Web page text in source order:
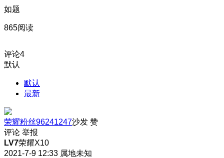
如题
865阅读
评论4
默认
默认
最新
荣耀粉丝96241247沙发 赞
评论 举报
LV7荣耀X10
2021-7-9 12:33 属地未知